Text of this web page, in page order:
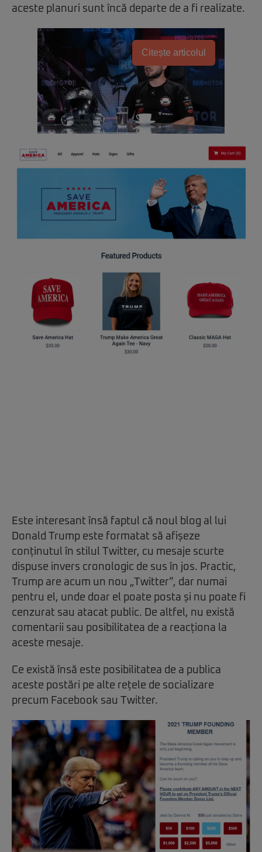
aceste planuri sunt încă departe de a fi realizate.
Citește articolul
Este interesant însă faptul că noul blog al lui
Donald Trump este formatat să afișeze
conținutul în stilul Twitter, cu mesaje scurte
dispuse invers cronologic de sus în jos. Practic,
Trump are acum un nou „Twitter”, dar numai
pentru el, unde doar el poate posta și nu poate fi
cenzurat sau atacat public. De altfel, nu există
comentarii sau posibilitatea de a reacționa la
aceste mesaje.
Ce există însă este posibilitatea de a publica
aceste postări pe alte rețele de socializare
precum Facebook sau Twitter.